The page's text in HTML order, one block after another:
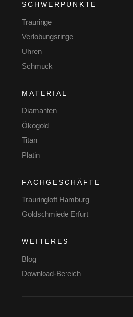
SCHWERPUNKTE
Trauringe
Verlobungsringe
Uhren
Schmuck
MATERIAL
Diamanten
Ökogold
Titan
Platin
FACHGESCHÄFTE
Trauringloft Hamburg
Goldschmiede Erfurt
WEITERES
Blog
Download-Bereich